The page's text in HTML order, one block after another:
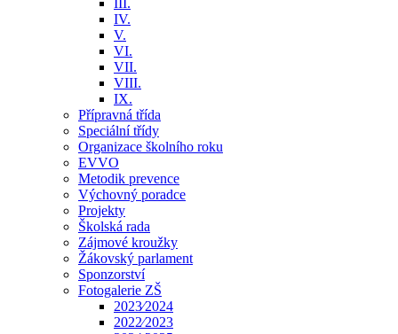
III.
IV.
V.
VI.
VII.
VIII.
IX.
Přípravná třída
Speciální třídy
Organizace školního roku
EVVO
Metodik prevence
Výchovný poradce
Projekty
Školská rada
Zájmové kroužky
Žákovský parlament
Sponzorství
Fotogalerie ZŠ
2023⁄2024
2022⁄2023